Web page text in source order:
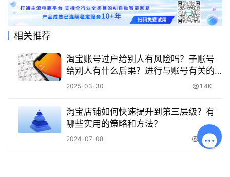
相关推荐
淘宝账号过户给别人有风险吗？子账号
给别人有什么后果？进行与账号有关的
操作时需谨慎权衡利弊！
2025-03-30 1.4K
淘宝店铺如何快速提升到第三层级？有
哪些实用的策略和方法？
2024-07-08 2.5K